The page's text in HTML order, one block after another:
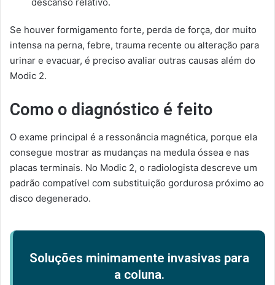
Se houver formigamento forte, perda de força, dor muito
intensa na perna, febre, trauma recente ou alteração para
urinar e evacuar, é preciso avaliar outras causas além do
Modic 2.
Como o diagnóstico é feito
O exame principal é a ressonância magnética, porque ela
consegue mostrar as mudanças na medula óssea e nas
placas terminais. No Modic 2, o radiologista descreve um
padrão compatível com substituição gordurosa próximo ao
disco degenerado.
Soluções minimamente invasivas para
a coluna.